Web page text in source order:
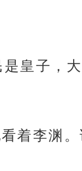
皇子，
着李渊